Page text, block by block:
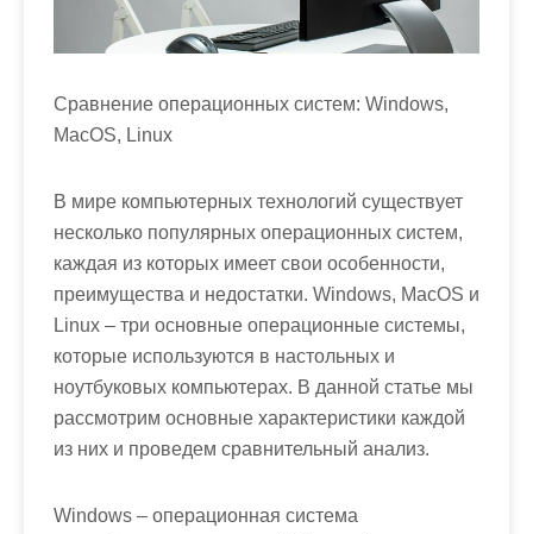
Сравнение операционных систем: Windows,
MacOS, Linux
В мире компьютерных технологий существует
несколько популярных операционных систем,
каждая из которых имеет свои особенности,
преимущества и недостатки. Windows, MacOS и
Linux – три основные операционные системы,
которые используются в настольных и
ноутбуковых компьютерах. В данной статье мы
рассмотрим основные характеристики каждой
из них и проведем сравнительный анализ.
Windows – операционная система